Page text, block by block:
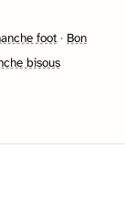
foot · Bon
bisous